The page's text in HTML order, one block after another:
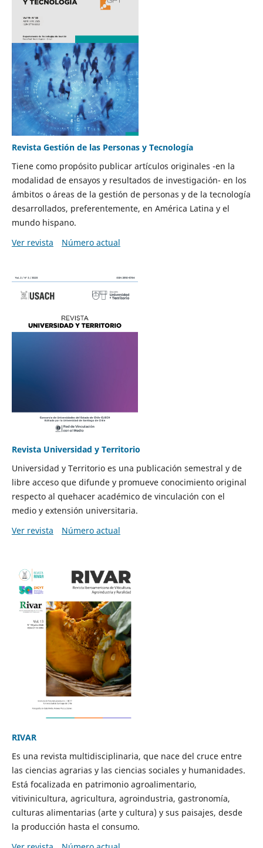
Revista Gestión de las Personas y Tecnología
Tiene como propósito publicar artículos originales -en la
modalidad de ensayos y resultados de investigación- en los
ámbitos o áreas de la gestión de personas y de la tecnología
desarrollados, preferentemente, en América Latina y el
mundo hispano.
Ver revista
Número actual
Revista Universidad y Territorio
Universidad y Territorio es una publicación semestral y de
libre acceso que difunde y promueve conocimiento original
respecto al quehacer académico de vinculación con el
medio y extensión universitaria.
Ver revista
Número actual
RIVAR
Es una revista multidisciplinaria, que nace del cruce entre
las ciencias agrarias y las ciencias sociales y humanidades.
Está focalizada en patrimonio agroalimentario,
vitivinicultura, agricultura, agroindustria, gastronomía,
culturas alimentarias (arte y cultura) y sus paisajes, desde
la producción hasta el consumo.